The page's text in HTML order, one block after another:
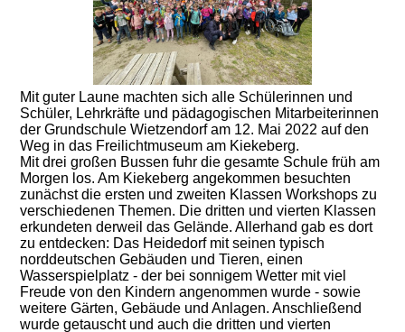
Mit guter Laune machten sich alle Schülerinnen und
Schüler, Lehrkräfte und pädagogischen Mitarbeiterinnen
der Grundschule Wietzendorf am 12. Mai 2022 auf den
Weg in das Freilichtmuseum am Kiekeberg.
Mit drei großen Bussen fuhr die gesamte Schule früh am
Morgen los. Am Kiekeberg angekommen besuchten
zunächst die ersten und zweiten Klassen Workshops zu
verschiedenen Themen. Die dritten und vierten Klassen
erkundeten derweil das Gelände. Allerhand gab es dort
zu entdecken: Das Heidedorf mit seinen typisch
norddeutschen Gebäuden und Tieren, einen
Wasserspielplatz - der bei sonnigem Wetter mit viel
Freude von den Kindern angenommen wurde - sowie
weitere Gärten, Gebäude und Anlagen. Anschließend
wurde getauscht und auch die dritten und vierten